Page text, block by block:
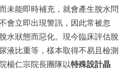
未能即時補充，就會產生脫水問
會立即出現警訊，因此常被忽
水狀態而惡化。現今臨床評估脫
液比重等，樣本取得不易且檢測
楊仁宗院長團隊以特殊設計晶